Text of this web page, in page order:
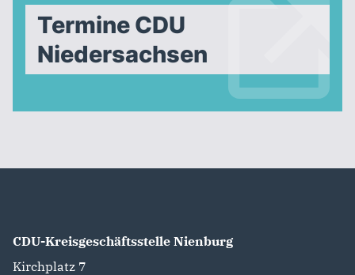
Termine CDU
Niedersachsen
CDU-Kreisgeschäftsstelle Nienburg
Kirchplatz 7